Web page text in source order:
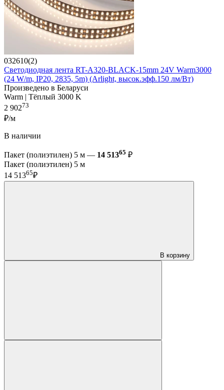
032610(2)
Светодиодная лента RT-A320-BLACK-15mm 24V Warm3000
(24 W/m, IP20, 2835, 5m) (Arlight, высок.эфф.150 лм/Вт)
Произведено в Беларуси
Warm | Тёплый 3000 K
2 90273
₽/м
В наличии
Пакет (полиэтилен) 5 м — 14 51365 ₽
Пакет (полиэтилен) 5 м
14 51365₽
В корзину